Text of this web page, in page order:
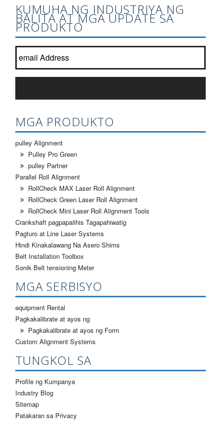
KUMUHA NG INDUSTRIYA NG
BALITA AT MGA UPDATE SA
PRODUKTO
Sumali sa aming newsletter listahan? *
MGA PRODUKTO
pulley Alignment
Pulley Pro Green
pulley Partner
Parallel Roll Alignment
RollCheck MAX Laser Roll Alignment
RollCheck Green Laser Roll Alignment
RollCheck Mini Laser Roll Alignment Tools
Crankshaft pagpapalihis Tagapahiwatig
Pagturo at Line Laser Systems
Hindi Kinakalawang Na Asero Shims
Belt Installation Toolbox
Sonik Belt tensioning Meter
MGA SERBISYO
equipment Rental
Pagkakalibrate at ayos ng
Pagkakalibrate at ayos ng Form
Custom Alignment Systems
TUNGKOL SA
Profile ng Kumpanya
Industry Blog
Sitemap
Patakaran sa Privacy